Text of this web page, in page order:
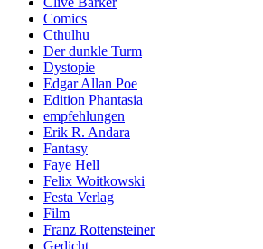
Comics
Cthulhu
Der dunkle Turm
Dystopie
Edgar Allan Poe
Edition Phantasia
empfehlungen
Erik R. Andara
Fantasy
Faye Hell
Felix Woitkowski
Festa Verlag
Film
Franz Rottensteiner
Gedicht